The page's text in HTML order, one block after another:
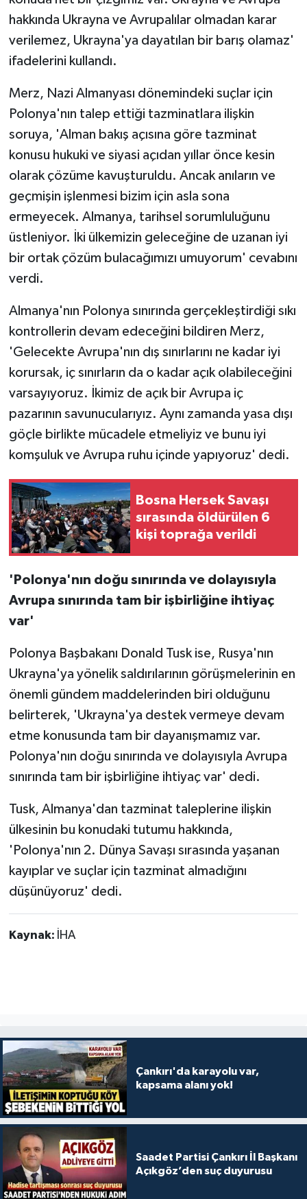
hakkında Ukrayna ve Avrupalılar olmadan karar
verilemez, Ukrayna'ya dayatılan bir barış olamaz'
ifadelerini kullandı.
Merz, Nazi Almanyası dönemindeki suçlar için
Polonya'nın talep ettiği tazminatlara ilişkin
soruya, 'Alman bakış açısına göre tazminat
konusu hukuki ve siyasi açıdan yıllar önce kesin
olarak çözüme kavuşturuldu. Ancak anıların ve
geçmişin işlenmesi bizim için asla sona
ermeyecek. Almanya, tarihsel sorumluluğunu
üstleniyor. İki ülkemizin geleceğine de uzanan iyi
bir ortak çözüm bulacağımızı umuyorum' cevabını
verdi.
Almanya'nın Polonya sınırında gerçekleştirdiği sıkı
kontrollerin devam edeceğini bildiren Merz,
'Gelecekte Avrupa'nın dış sınırlarını ne kadar iyi
korursak, iç sınırların da o kadar açık olabileceğini
varsayıyoruz. İkimiz de açık bir Avrupa iç
pazarının savunucularıyız. Aynı zamanda yasa dışı
göçle birlikte mücadele etmeliyiz ve bunu iyi
komşuluk ve Avrupa ruhu içinde yapıyoruz' dedi.
Bosna Hersek Savaşı
sırasında öldürülen 6
kişi toprağa verildi
'Polonya'nın doğu sınırında ve dolayısıyla
Avrupa sınırında tam bir işbirliğine ihtiyaç
var'
Polonya Başbakanı Donald Tusk ise, Rusya'nın
Ukrayna'ya yönelik saldırılarının görüşmelerinin en
önemli gündem maddelerinden biri olduğunu
belirterek, 'Ukrayna'ya destek vermeye devam
etme konusunda tam bir dayanışmamız var.
Polonya'nın doğu sınırında ve dolayısıyla Avrupa
sınırında tam bir işbirliğine ihtiyaç var' dedi.
Tusk, Almanya'dan tazminat taleplerine ilişkin
ülkesinin bu konudaki tutumu hakkında,
'Polonya'nın 2. Dünya Savaşı sırasında yaşanan
kayıplar ve suçlar için tazminat almadığını
düşünüyoruz' dedi.
Kaynak: İHA
Çankırı'da karayolu var,
kapsama alanı yok!
Saadet Partisi Çankırı İl Başkanı
Açıkgöz’den suç duyurusu